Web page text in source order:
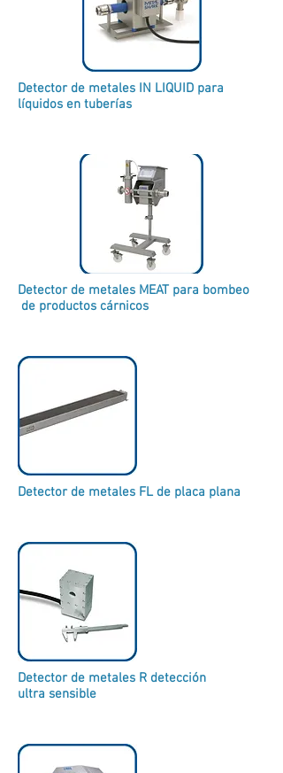
Detector de metales IN LIQUID para
líquidos en tuberías
Detector de metales MEAT para bombeo
de productos cárnicos
Detector de metales FL de placa plana
Detector de metales R detección
ultra sensible